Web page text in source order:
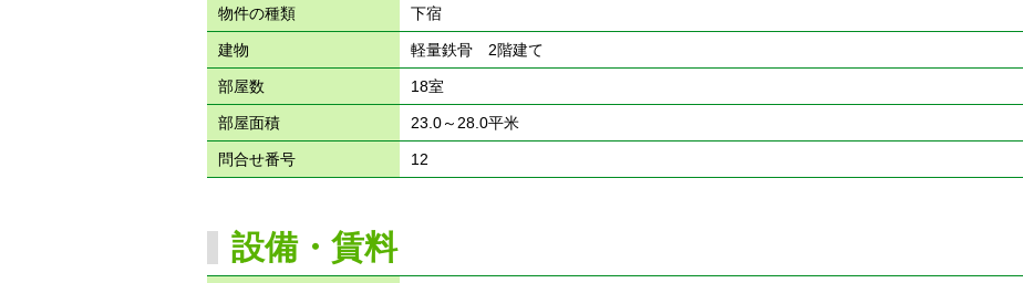
物件の種類 下宿
建物 軽量鉄骨 2階建て
部屋数 18室
部屋面積 23.0～28.0平米
問合せ番号 12
設備・賃料